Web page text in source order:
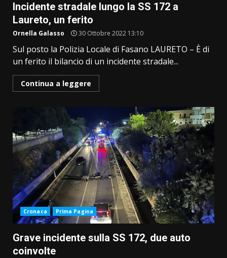
Incidente stradale lungo la SS 172 a
Laureto, un ferito
Ornella Galasso 30 Ottobre 2022 13:10
Sul posto la Polizia Locale di Fasano LAURETO – È di
un ferito il bilancio di un incidente stradale...
Continua a leggere
Cronaca Prima Pagina
Grave incidente sulla SS 172, due auto
coinvolte